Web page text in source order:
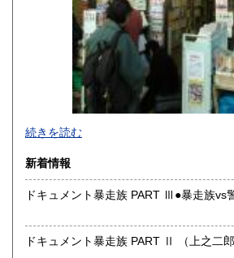
-
沿線名：東京メトロ半蔵門線 都営三田
最寄駅：神保町駅徒歩1分
営業時間：平日10:30-19:00 日・祝日
定休日：年末年始(30日～3日)※28日以
書籍の買取について
続きを読む
新着情報
ドキュメント暴走族 PART Ⅱ （上之